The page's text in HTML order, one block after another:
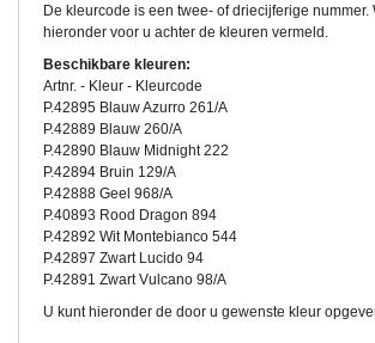
De kleurcode is een twee- of driecijferige nummer.
hieronder voor u achter de kleuren vermeld.
Beschikbare kleuren:
Artnr. - Kleur - Kleurcode
P.42895 Blauw Azurro 261/A
P.42889 Blauw 260/A
P.42890 Blauw Midnight 222
P.42894 Bruin 129/A
P.42888 Geel 968/A
P.40893 Rood Dragon 894
P.42892 Wit Montebianco 544
P.42897 Zwart Lucido 94
P.42891 Zwart Vulcano 98/A
U kunt hieronder de door u gewenste kleur